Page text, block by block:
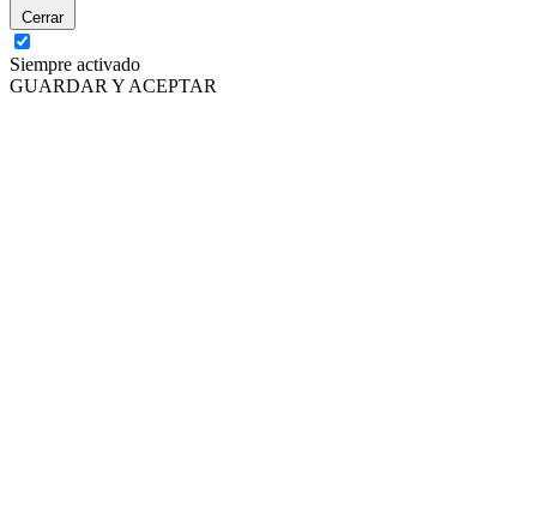
Cerrar
Siempre activado
GUARDAR Y ACEPTAR